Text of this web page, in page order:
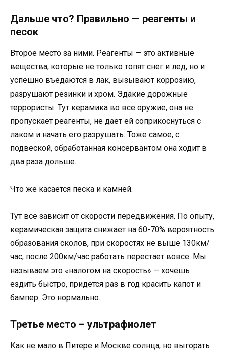
Дальше что? Правильно — реагенты и
песок
Второе место за ними. Реагенты — это активные
вещества, которые не только топят снег и лед, но и
успешно въедаются в лак, вызывают коррозию,
разрушают резинки и хром. Эдакие дорожные
террористы. Тут керамика во все оружие, она не
пропускает реагенты, не дает ей соприкоснуться с
лаком и начать его разрушать. Тоже самое, с
подвеской, обработанная консервантом она ходит в
два раза дольше.
Что же касается песка и камней.
Тут все зависит от скорости передвижения. По опыту,
керамическая защита снижает на 60-70% вероятность
образования сколов, при скоростях не выше 130км/
час, после 200км/час работать перестает вовсе. Мы
называем это «налогом на скорость» — хочешь
ездить быстро, придется раз в год красить капот и
бампер. Это нормально.
Третье место – ультрафиолет
Как не мало в Питере и Москве солнца, но выгорать